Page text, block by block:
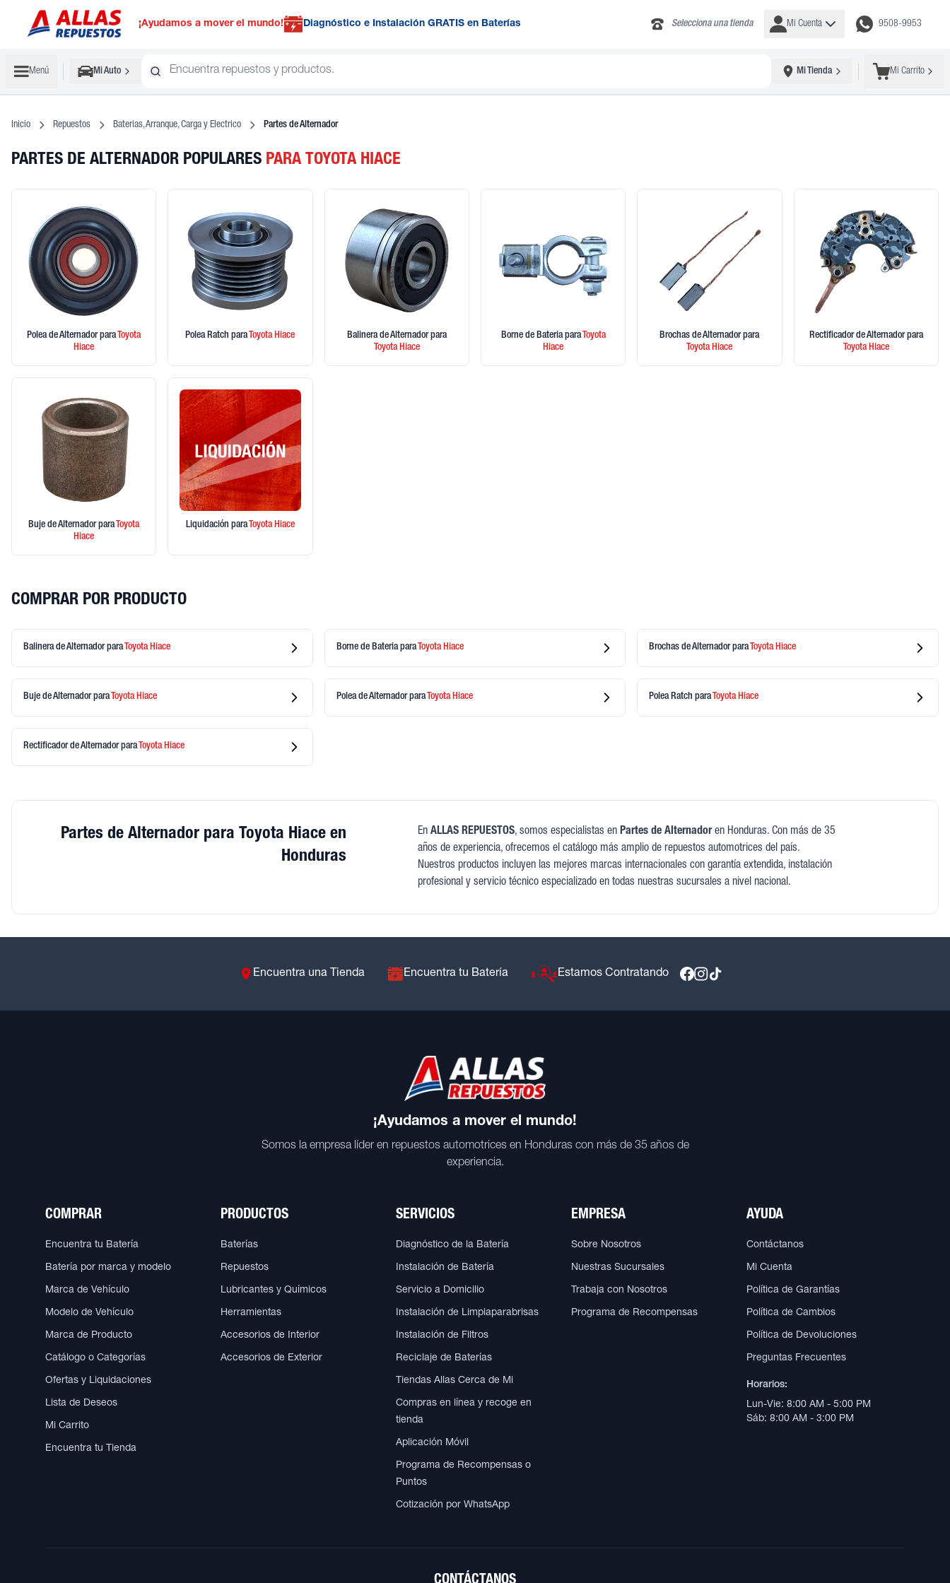
¡Ayudamos a mover el mundo! Diagnóstico e Instalación GRATIS en Baterías Selecciona una tienda Mi Cuenta 9508-9953
Menú Mi Auto Mi Tienda Mi Carrito
Inicio Repuestos Baterias, Arranque, Carga y Electrico Partes de Alternador
PARTES DE ALTERNADOR POPULARES PARA TOYOTA HIACE
Polea de Alternador para Toyota
Hiace
Polea Ratch para ToyotaHiace Balinera de Alternador para
ToyotaHiace
Borne de Bateria para Toyota
Hiace
Brochas de Alternador para
ToyotaHiace
Rectificador de Alternador para
ToyotaHiace
Buje de AlternadorparaToyota
Hiace
Liquidación paraToyotaHiace
COMPRAR POR PRODUCTO
Balinera de Alternador para ToyotaHiace Borne de Bateria para ToyotaHiace Brochas de Alternador para ToyotaHiace
Buje de Alternador para ToyotaHiace Polea de Alternador para ToyotaHiace Polea Ratch para ToyotaHiace
Rectificador de Alternador para ToyotaHiace
Partes de Alternador para Toyota Hiace en
Honduras
En ALLAS REPUESTOS, somos especialistas en Partes de Alternadoren Honduras. Con más de 35
años de experiencia, ofrecemos el catálogo más amplio de repuestos automotrices del país.
Nuestros productos incluyen las mejores marcas internacionales con garantía extendida, instalación
profesional y servicio técnico especializado en todas nuestras sucursales a nivel nacional.
Encuentra una Tienda Encuentra tu Batería Estamos Contratando
¡Ayudamos a mover el mundo!
Somos la empresa líder en repuestos automotrices en Honduras con más de 35 años de
experiencia.
COMPRAR
Encuentra tu Batería
Batería por marca y modelo
Marca de Vehículo
Modelo de Vehículo
Marca de Producto
Catálogo o Categorías
Ofertas y Liquidaciones
Lista de Deseos
Mi Carrito
Encuentra tu Tienda
PRODUCTOS
Baterías
Repuestos
Lubricantes y Químicos
Herramientas
Accesorios de Interior
Accesorios de Exterior
SERVICIOS
Diagnóstico de la Batería
Instalación de Batería
Servicio a Domicilio
Instalación de Limpiaparabrisas
Instalación de Filtros
Reciclaje de Baterías
Tiendas Allas Cerca de Mi
Compras en línea y recoge en
tienda
Aplicación Móvil
Programa de Recompensas o
Puntos
Cotización por WhatsApp
EMPRESA
Sobre Nosotros
Nuestras Sucursales
Trabaja con Nosotros
Programa de Recompensas
AYUDA
Contáctanos
Mi Cuenta
Política de Garantías
Política de Cambios
Política de Devoluciones
Preguntas Frecuentes
Horarios:
Lun-Vie: 8:00 AM - 5:00 PM
Sáb: 8:00 AM - 3:00 PM